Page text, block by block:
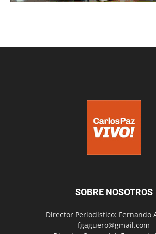
SOBRE NOSOTROS
Director Periodístico: Fernando
fgaguero@gmail.com